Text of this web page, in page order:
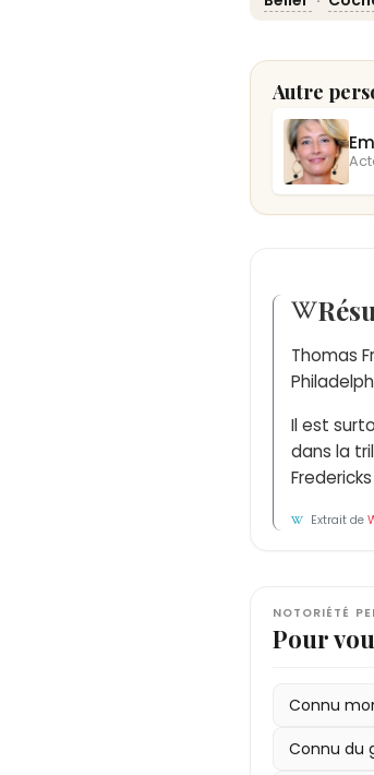
Autre
Thomas
Il est
dans la
Extrait de
NOTORIÉTÉ
Pour
Connu
Connu du